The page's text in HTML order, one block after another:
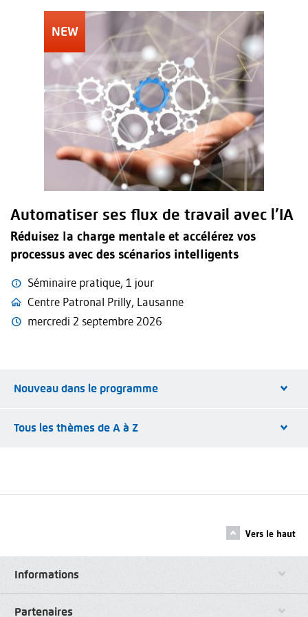
Automatiser ses flux de travail avec l’IA
Réduisez la charge mentale et accélérez vos
processus avec des scénarios intelligents
Séminaire pratique, 1 jour
Centre Patronal Prilly, Lausanne
mercredi 2 septembre 2026
Nouveau dans le programme
Tous les thèmes de A à Z
Vers le haut
Informations
Partenaires